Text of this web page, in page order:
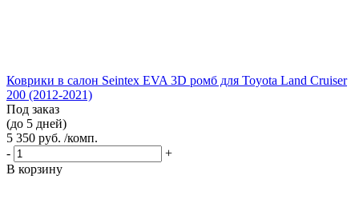
Коврики в салон Seintex EVA 3D ромб для Toyota Land Cruiser
200 (2012-2021)
Под заказ
(до 5 дней)
5 350 руб. /комп.
-
+
В корзину